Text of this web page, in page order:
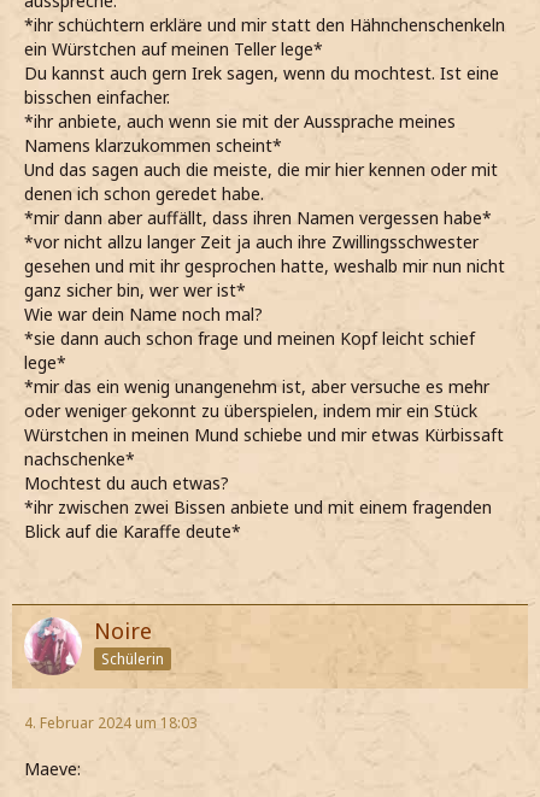
*ihr schüchtern erkläre und mir statt den Hähnchenschenkeln
ein Würstchen auf meinen Teller lege*
Du kannst auch gern Irek sagen, wenn du mochtest. Ist eine
bisschen einfacher.
*ihr anbiete, auch wenn sie mit der Aussprache meines
Namens klarzukommen scheint*
Und das sagen auch die meiste, die mir hier kennen oder mit
denen ich schon geredet habe.
*mir dann aber auffällt, dass ihren Namen vergessen habe*
*vor nicht allzu langer Zeit ja auch ihre Zwillingsschwester
gesehen und mit ihr gesprochen hatte, weshalb mir nun nicht
ganz sicher bin, wer wer ist*
Wie war dein Name noch mal?
*sie dann auch schon frage und meinen Kopf leicht schief
lege*
*mir das ein wenig unangenehm ist, aber versuche es mehr
oder weniger gekonnt zu überspielen, indem mir ein Stück
Würstchen in meinen Mund schiebe und mir etwas Kürbissaft
nachschenke*
Mochtest du auch etwas?
*ihr zwischen zwei Bissen anbiete und mit einem fragenden
Blick auf die Karaffe deute*
Noire
Schülerin
4. Februar 2024 um 18:03
Maeve: